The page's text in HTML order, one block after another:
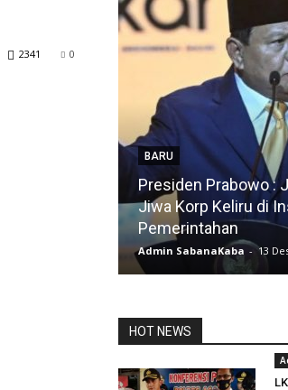
0
2341
BARU
Presiden Prabowo :
Jiwa Korp Keliru di
Pemerintahan
Admin SabanaKaba - 13
HOT NEWS